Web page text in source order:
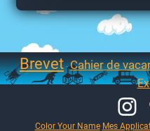
Brevet-Cahier de
Color Your Name Mes